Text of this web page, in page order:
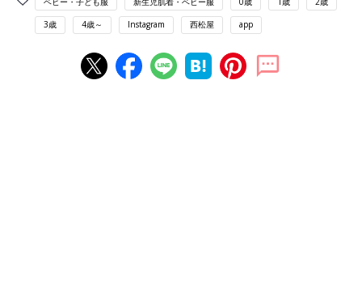
3歳 4歳～ Instagram 西松屋 app